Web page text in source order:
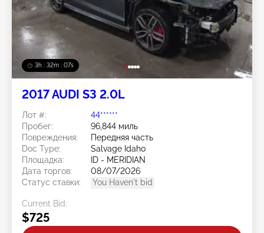
3h : 32m : 07s
2017 AUDI S3 2.0L
Лот #:
44******
Пробег:
96,844 миль
Повреждения:
Передняя часть
Doc Type:
Salvage Idaho
Площадка:
ID - MERIDIAN
Дата торгов:
08/07/2026
Статус ставки:
You Haven't bid
Current Bid:
$725